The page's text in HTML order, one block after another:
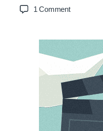
author
1 Commenton
100
aktivních
domén